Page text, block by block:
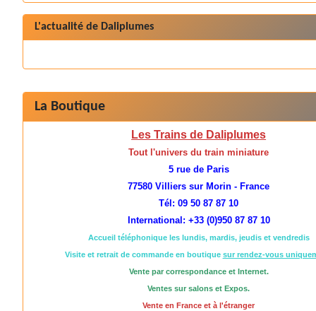
La Boutique
Les Trains de Daliplumes
Tout l'univers du train miniature
5 rue de Paris
77580 Villiers sur Morin - France
Tél: 09 50 87 87 10
International: +33 (0)950 87 87 10
Accueil téléphonique les lundis, mardis, jeudis et vendredis
Visite et retrait de commande en boutique sur rendez-vous
Vente par correspondance et Internet.
Ventes sur salons et Expos.
Vente en France et à l'étranger
L'actualité de Daliplumes